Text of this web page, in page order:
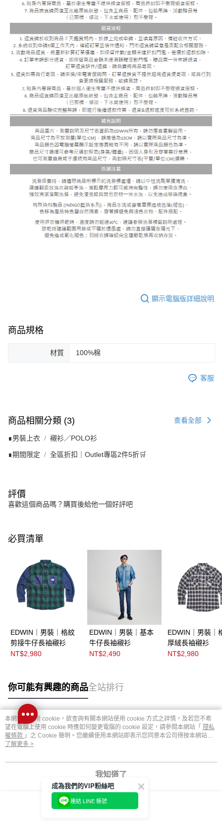
顯示電腦版詳細說明
商品規格
材質 100%棉
客服
商品相關分類 (3) 查看全部
∎男裝上衣 襯衫／POLO衫
∎期間限定 全區折扣｜Outlet專區2件5折🛒
評價
喜歡這個商品嗎？購買後給他一個好評吧
必買清單
EDWIN｜男裝｜格紋
剪接牛仔長袖襯衫
NT$2,980
EDWIN｜男裝｜基本
牛仔長袖襯衫
NT$2,490
EDWIN｜男裝｜
厚絨長袖襯衫
NT$2,980
你可能有興趣的商品全站排行
熱門標籤
本網站中使用 cookie，欲查詢有關本網站使用 cookie 方式之詳情，及若您不希
望在電腦上使用 cookie 時應如何變更電腦的 cookie 設定，請參閱本網站「 隱私
權條款 」之 Cookie 聲明。您繼續使用本網站即表示您同意本公司得按本網站使
用條款之 Cookie 聲明使用 cookie。
了解更多 >
我知道了
成為我們的VIP粉絲吧
連結 LINE 帳號